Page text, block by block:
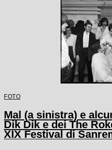
FOTO
Mal (a sinistra) e
Dik Dik e dei The
XIX Festival di